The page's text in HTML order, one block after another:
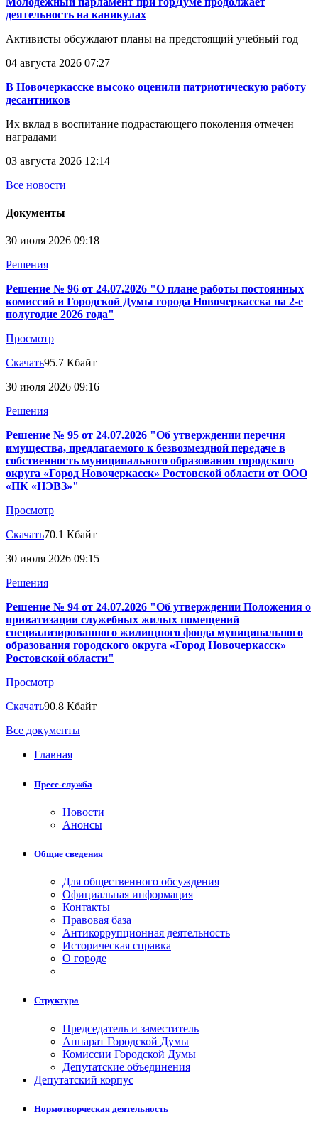
деятельность на каникулах
Активисты обсуждают планы на предстоящий учебный год
04 августа 2026 07:27
В Новочеркасске высоко оценили патриотическую работу
десантников
Их вклад в воспитание подрастающего поколения отмечен
наградами
03 августа 2026 12:14
Все новости
Документы
30 июля 2026 09:18
Решения
Решение № 96 от 24.07.2026 "О плане работы постоянных
комиссий и Городской Думы города Новочеркасска на 2-е
полугодие 2026 года"
Просмотр
Скачать95.7 Кбайт
30 июля 2026 09:16
Решения
Решение № 95 от 24.07.2026 "Об утверждении перечня
имущества, предлагаемого к безвозмездной передаче в
собственность муниципального образования городского
округа «Город Новочеркасск» Ростовской области от ООО
«ПК «НЭВЗ»"
Просмотр
Скачать70.1 Кбайт
30 июля 2026 09:15
Решения
Решение № 94 от 24.07.2026 "Об утверждении Положения о
приватизации служебных жилых помещений
специализированного жилищного фонда муниципального
образования городского округа «Город Новочеркасск»
Ростовской области"
Просмотр
Скачать90.8 Кбайт
Все документы
Главная
Пресс-служба
Новости
Анонсы
Общие сведения
Для общественного обсуждения
Официальная информация
Контакты
Правовая база
Антикоррупционная деятельность
Историческая справка
О городе
Структура
Председатель и заместитель
Аппарат Городской Думы
Комиссии Городской Думы
Депутатские объединения
Депутатский корпус
Нормотворческая деятельность